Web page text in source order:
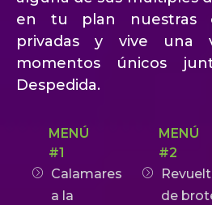
en tu plan nuestras
privadas y vive una
momentos únicos
Despedida.
MENÚ
#1
Calamares
a la
MENÚ
#2
de